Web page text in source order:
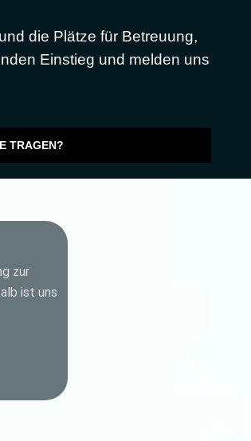
die Plätze für Betreuung,
Einstieg und melden uns
TRAGEN?
zur
ist uns